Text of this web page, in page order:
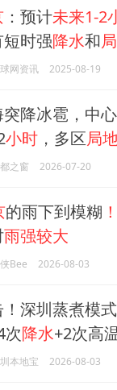
：预计未来1-2
时强降水和
网资讯 2025-08-19
突降冰雹，中
小时 ，多区局
之窗 2026-07-20
的雨下到模糊
雨强较大
Bee 2026-08-03
深圳蒸煮模
次降水+2次高
本地宝 2026-08-03